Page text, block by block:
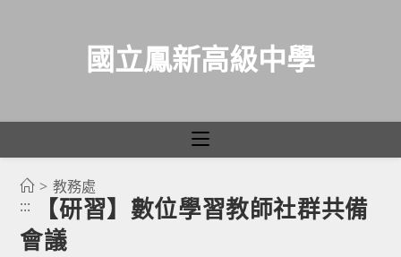
國立鳳新高級中學
> 教務處
:::
【研習】數位學習教師社群共備
會議